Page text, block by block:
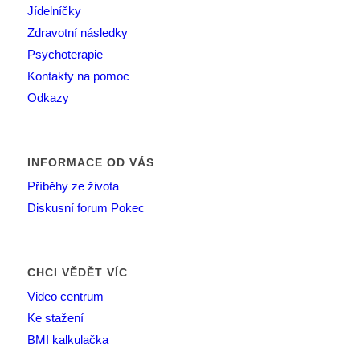
Jídelníčky
Zdravotní následky
Psychoterapie
Kontakty na pomoc
Odkazy
INFORMACE OD VÁS
Příběhy ze života
Diskusní forum Pokec
CHCI VĚDĚT VÍC
Video centrum
Ke stažení
BMI kalkulačka